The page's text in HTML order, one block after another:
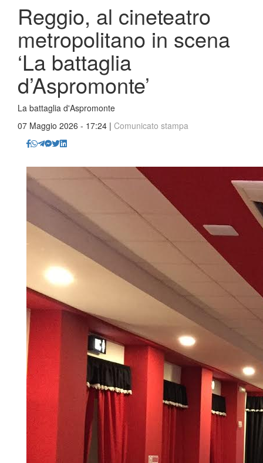
Reggio, al cineteatro
metropolitano in scena
‘La battaglia
d’Aspromonte’
La battaglia d'Aspromonte
07 Maggio 2026 - 17:24 | Comunicato stampa